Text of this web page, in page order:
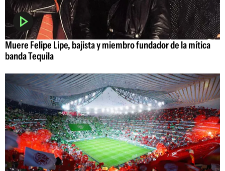
Muere Felipe Lipe, bajista y miembro fundador de la mítica
banda Tequila